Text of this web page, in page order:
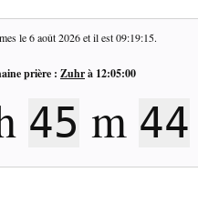
le6 août 2026et il est09:19:16.
prière : Zuhrà 12:05:00
45 m 43